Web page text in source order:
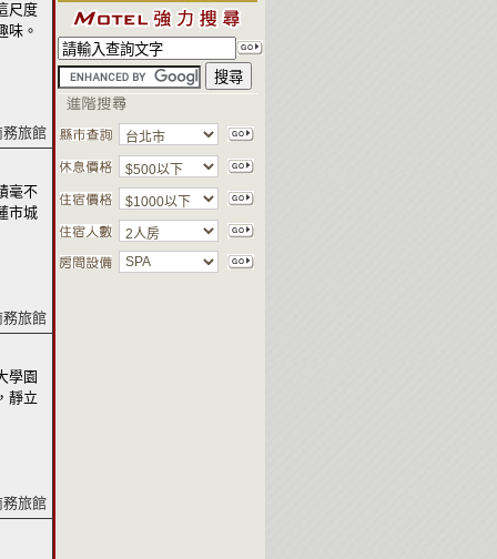
尺度
味。
務旅館
毫不
市城
務旅館
學園
靜立
務旅館